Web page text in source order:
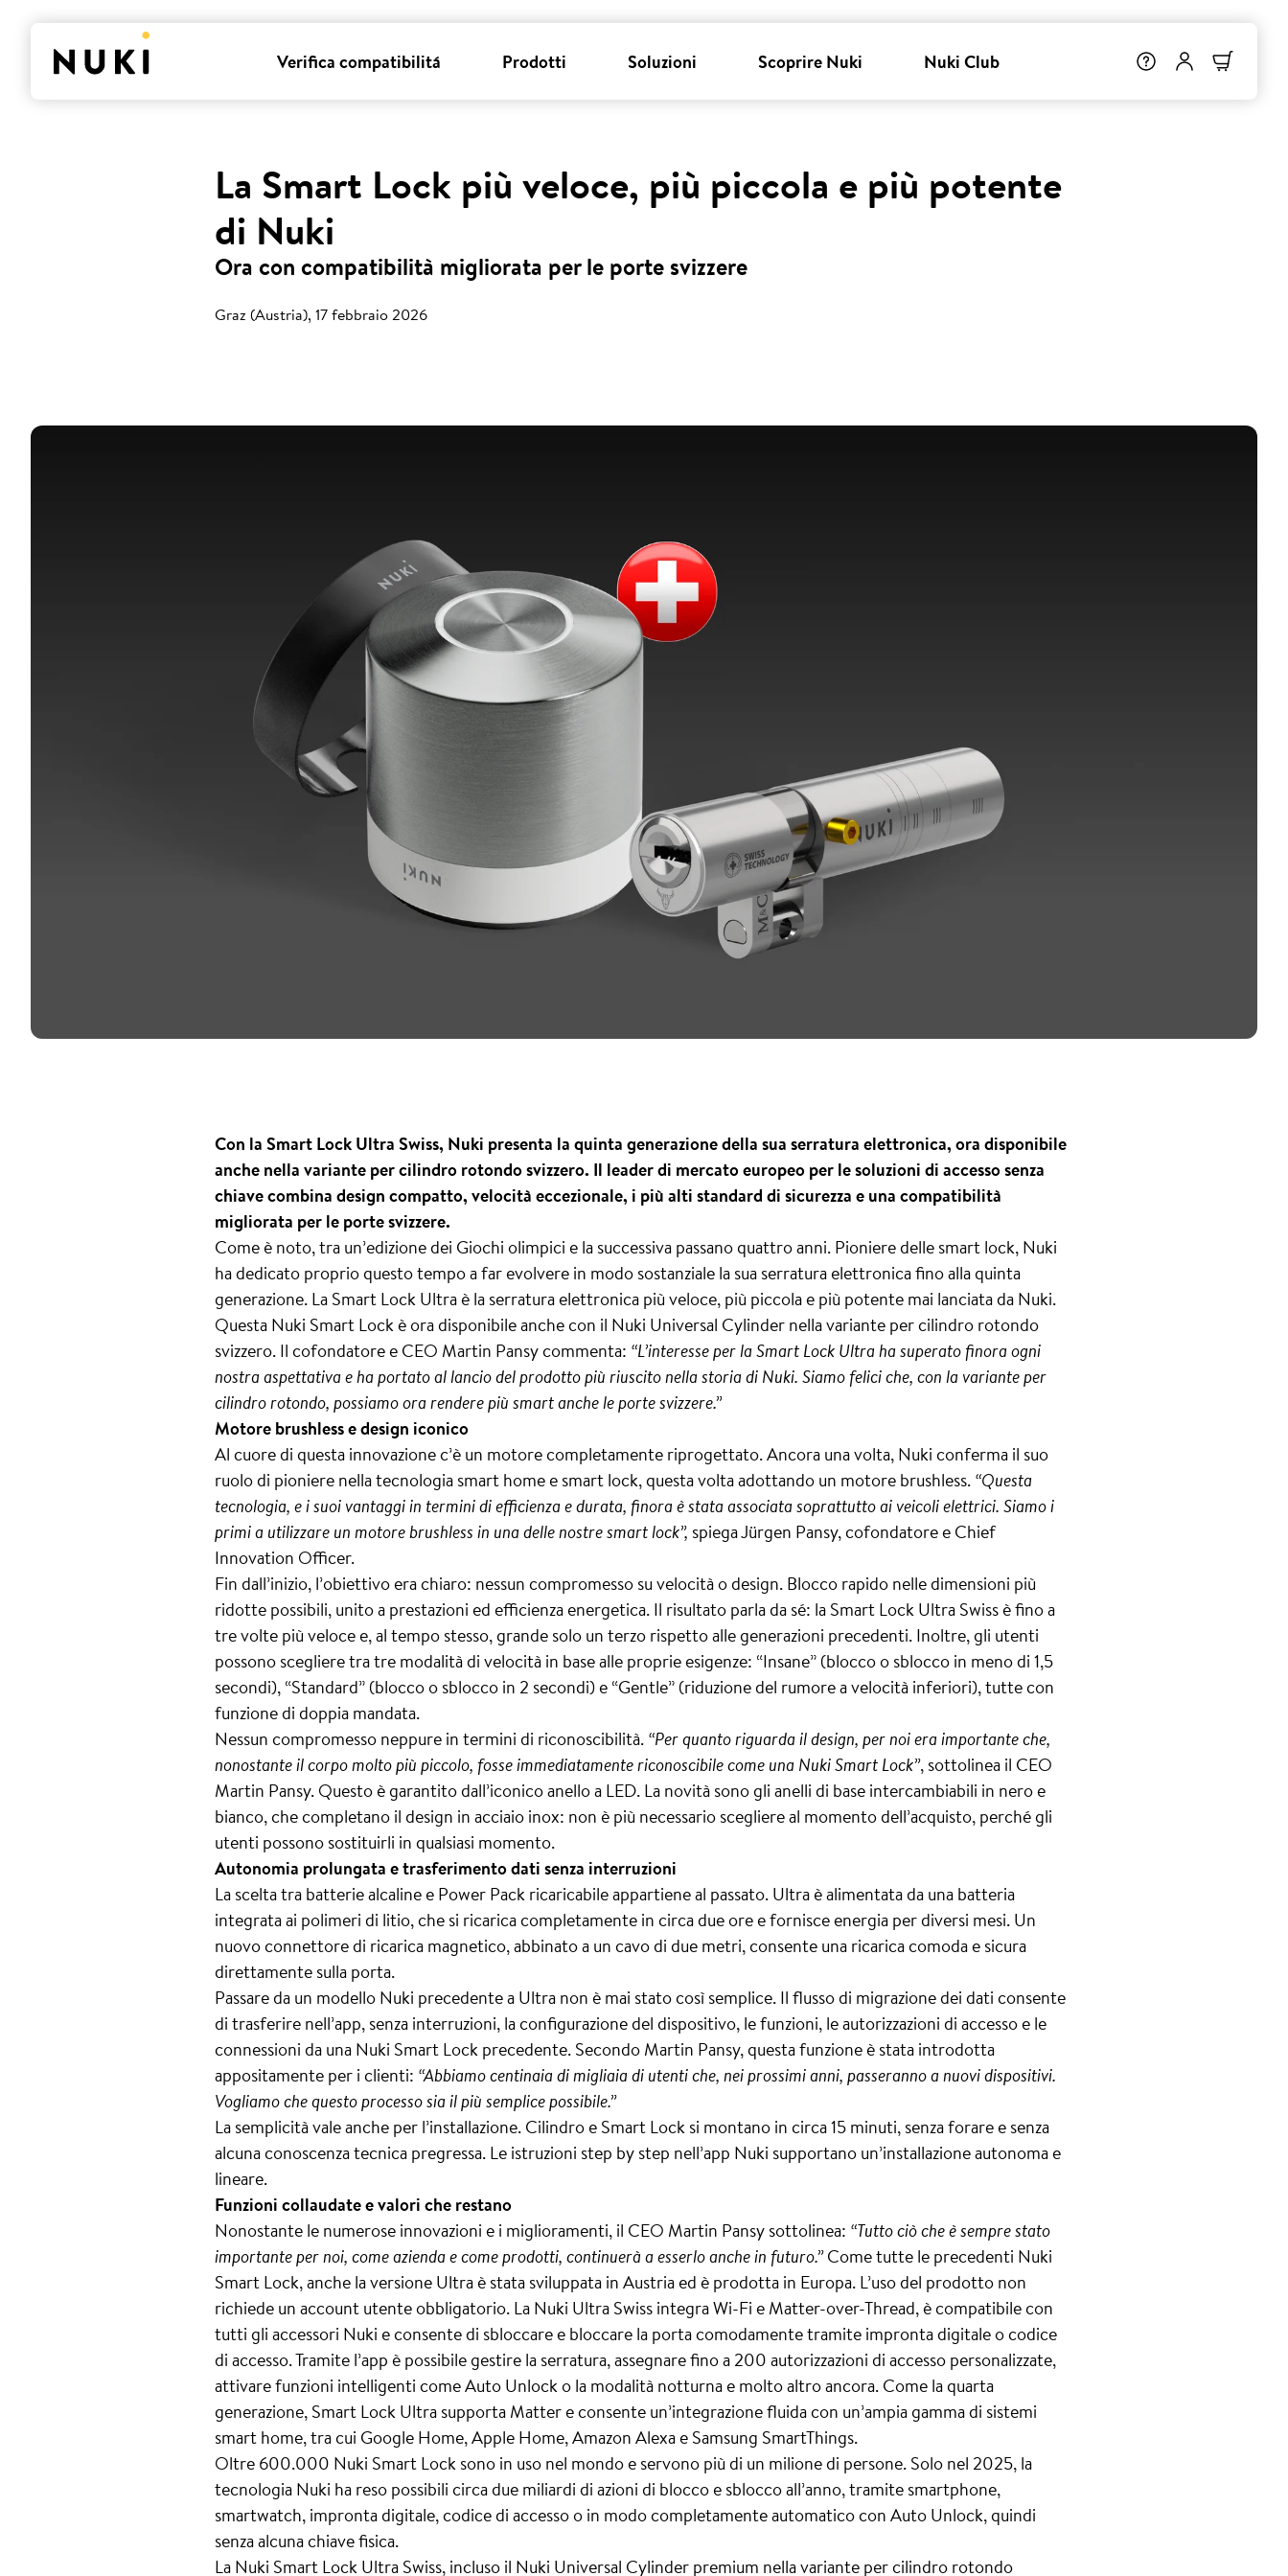
Verifica compatibilitá Prodotti Soluzioni Scoprire Nuki Nuki Club
La Smart Lock più veloce, più piccola e più potente
di Nuki
Ora con compatibilità migliorata per le porte svizzere
Graz (Austria), 17 febbraio 2026
Con la Smart Lock Ultra Swiss, Nuki presenta la quinta generazione della sua serratura elettronica, ora disponibile
anche nella variante per cilindro rotondo svizzero. Il leader di mercato europeo per le soluzioni di accesso senza
chiave combina design compatto, velocità eccezionale, i più alti standard di sicurezza e una compatibilità
migliorata per le porte svizzere.
Come è noto, tra un’edizione dei Giochi olimpici e la successiva passano quattro anni. Pioniere delle smart lock, Nuki
ha dedicato proprio questo tempo a far evolvere in modo sostanziale la sua serratura elettronica fino alla quinta
generazione. La Smart Lock Ultra è la serratura elettronica più veloce, più piccola e più potente mai lanciata da Nuki.
Questa Nuki Smart Lock è ora disponibile anche con il Nuki Universal Cylinder nella variante per cilindro rotondo
svizzero. Il cofondatore e CEO Martin Pansy commenta: “L’interesse per la Smart Lock Ultra ha superato finora ogni
nostra aspettativa e ha portato al lancio del prodotto più riuscito nella storia di Nuki. Siamo felici che, con la variante per
cilindro rotondo, possiamo ora rendere più smart anche le porte svizzere.”
Motore brushless e design iconico
Al cuore di questa innovazione c’è un motore completamente riprogettato. Ancora una volta, Nuki conferma il suo
ruolo di pioniere nella tecnologia smart home e smart lock, questa volta adottando un motore brushless.“Questa
tecnologia, e i suoi vantaggi in termini di efficienza e durata, finora è stata associata soprattutto ai veicoli elettrici. Siamo i
primi a utilizzare un motore brushless in una delle nostre smart lock”, spiega Jürgen Pansy, cofondatore e Chief
Innovation Officer.
Fin dall’inizio, l’obiettivo era chiaro: nessun compromesso su velocità o design. Blocco rapido nelle dimensioni più
ridotte possibili, unito a prestazioni ed efficienza energetica. Il risultato parla da sé: la Smart Lock Ultra Swiss è fino a
tre volte più veloce e, al tempo stesso, grande solo un terzo rispetto alle generazioni precedenti. Inoltre, gli utenti
possono scegliere tra tre modalità di velocità in base alle proprie esigenze: “Insane” (blocco o sblocco in meno di 1,5
secondi), “Standard” (blocco o sblocco in 2 secondi) e “Gentle” (riduzione del rumore a velocità inferiori), tutte con
funzione di doppia mandata.
Nessun compromesso neppure in termini di riconoscibilità.“Per quanto riguarda il design, per noi era importante che,
nonostante il corpo molto più piccolo, fosse immediatamente riconoscibile come una Nuki Smart Lock”, sottolinea il CEO
Martin Pansy. Questo è garantito dall’iconico anello a LED. La novità sono gli anelli di base intercambiabili in nero e
bianco, che completano il design in acciaio inox: non è più necessario scegliere al momento dell’acquisto, perché gli
utenti possono sostituirli in qualsiasi momento.
Autonomia prolungata e trasferimento dati senza interruzioni
La scelta tra batterie alcaline e Power Pack ricaricabile appartiene al passato. Ultra è alimentata da una batteria
integrata ai polimeri di litio, che si ricarica completamente in circa due ore e fornisce energia per diversi mesi. Un
nuovo connettore di ricarica magnetico, abbinato a un cavo di due metri, consente una ricarica comoda e sicura
direttamente sulla porta.
Passare da un modello Nuki precedente a Ultra non è mai stato così semplice. Il flusso di migrazione dei dati consente
di trasferire nell’app, senza interruzioni, la configurazione del dispositivo, le funzioni, le autorizzazioni di accesso e le
connessioni da una Nuki Smart Lock precedente. Secondo Martin Pansy, questa funzione è stata introdotta
appositamente per i clienti: “Abbiamo centinaia di migliaia di utenti che, nei prossimi anni, passeranno a nuovi dispositivi.
Vogliamo che questo processo sia il più semplice possibile.”
La semplicità vale anche per l’installazione. Cilindro e Smart Lock si montano in circa 15 minuti, senza forare e senza
alcuna conoscenza tecnica pregressa. Le istruzioni step by step nell’app Nuki supportano un’installazione autonoma e
lineare.
Funzioni collaudate e valori che restano
Nonostante le numerose innovazioni e i miglioramenti, il CEO Martin Pansy sottolinea: “Tutto ciò che è sempre stato
importante per noi, come azienda e come prodotti, continuerà a esserlo anche in futuro.”Come tutte le precedenti Nuki
Smart Lock, anche la versione Ultra è stata sviluppata in Austria ed è prodotta in Europa. L’uso del prodotto non
richiede un account utente obbligatorio. La Nuki Ultra Swiss integra Wi-Fi e Matter-over-Thread, è compatibile con
tutti gli accessori Nuki e consente di sbloccare e bloccare la porta comodamente tramite impronta digitale o codice
di accesso. Tramite l’app è possibile gestire la serratura, assegnare fino a 200 autorizzazioni di accesso personalizzate,
attivare funzioni intelligenti come Auto Unlock o la modalità notturna e molto altro ancora. Come la quarta
generazione, Smart Lock Ultra supporta Matter e consente un’integrazione fluida con un’ampia gamma di sistemi
smart home, tra cui Google Home, Apple Home, Amazon Alexa e Samsung SmartThings.
Oltre 600.000 Nuki Smart Lock sono in uso nel mondo e servono più di un milione di persone. Solo nel 2025, la
tecnologia Nuki ha reso possibili circa due miliardi di azioni di blocco e sblocco all’anno, tramite smartphone,
smartwatch, impronta digitale, codice di accesso o in modo completamente automatico con Auto Unlock, quindi
senza alcuna chiave fisica.
La Nuki Smart Lock Ultra Swiss, incluso il Nuki Universal Cylinder premium nella variante per cilindro rotondo